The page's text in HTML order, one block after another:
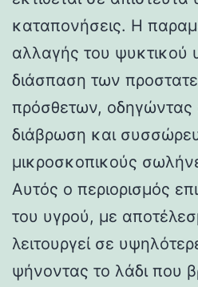
καταπονήσεις. Η
αλλαγής του ψυκτικού
διάσπαση των
πρόσθετων, οδηγώντας
διάβρωση και
μικροσκοπικούς
Αυτός ο περιορισμός
του υγρού, με
λειτουργεί σε
ψήνοντας το λάδι που